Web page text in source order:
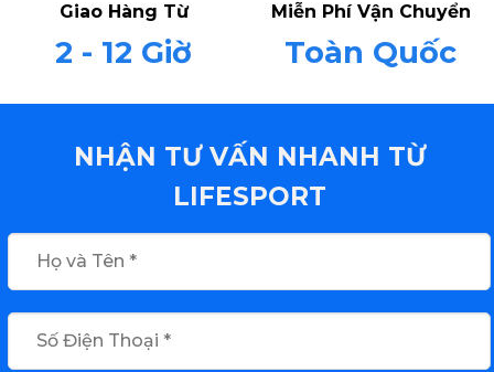
Giao Hàng Từ
2 - 12 Giờ
Miễn Phí Vận Chuyển
Toàn Quốc
NHẬN TƯ VẤN NHANH TỪ
LIFESPORT